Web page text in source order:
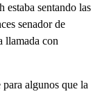
estaba sentando las
senador de
llamada con
algunos que la